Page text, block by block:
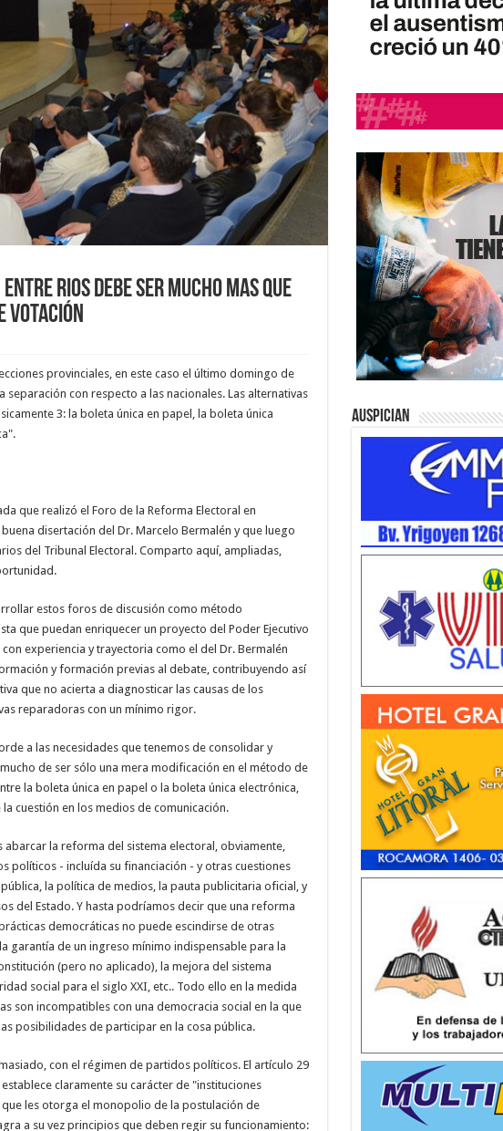
RIOS DEBE SER MUCHO MAS QUE
VOTACIÓN
provinciales, en este caso el último domingo de
con respecto a las nacionales. Las alternativas
3: la boleta única en papel, la boleta única
que realizó el Foro de la Reforma Electoral en
disertación del Dr. Marcelo Bermalén y que luego
del Tribunal Electoral. Comparto aquí, ampliadas,
estos foros de discusión como método
que puedan enriquecer un proyecto del Poder Ejecutivo
experiencia y trayectoria como el del Dr. Bermalén
y formación previas al debate, contribuyendo así
que no acierta a diagnosticar las causas de los
reparadoras con un mínimo rigor.
a las necesidades que tenemos de consolidar y
de ser sólo una mera modificación en el método de
la boleta única en papel o la boleta única electrónica,
cuestión en los medios de comunicación.
la reforma del sistema electoral, obviamente,
políticos - incluída su financiación - y otras cuestiones
la política de medios, la pauta publicitaria oficial, y
del Estado. Y hasta podríamos decir que una reforma
democráticas no puede escindirse de otras
garantía de un ingreso mínimo indispensable para la
(pero no aplicado), la mejora del sistema
social para el siglo XXI, etc.. Todo ello en la medida
son incompatibles con una democracia social en la que
posibilidades de participar en la cosa pública.
con el régimen de partidos políticos. El artículo 29
claramente su carácter de "instituciones
les otorga el monopolio de la postulación de
a su vez principios que deben regir su funcionamiento:
Auspician